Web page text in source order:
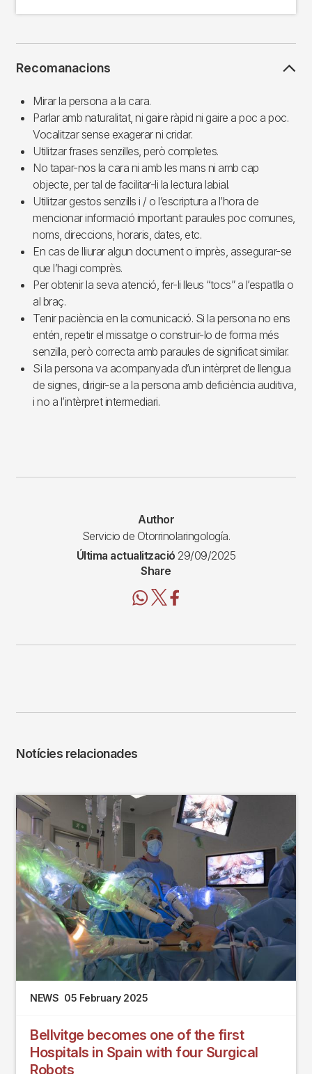
Recomanacions
Mirar la persona a la cara.
Parlar amb naturalitat, ni gaire ràpid ni gaire a poc a poc.
Vocalitzar sense exagerar ni cridar.
Utilitzar frases senzilles, però completes.
No tapar-nos la cara ni amb les mans ni amb cap
objecte, per tal de facilitar-li la lectura labial.
Utilitzar gestos senzills i / o l’escriptura a l’hora de
mencionar informació important: paraules poc comunes,
noms, direccions, horaris, dates, etc.
En cas de lliurar algun document o imprès, assegurar-se
que l’hagi comprès.
Per obtenir la seva atenció, fer-li lleus “tocs” a l’espatlla o
al braç.
Tenir paciència en la comunicació. Si la persona no ens
entén, repetir el missatge o construir-lo de forma més
senzilla, però correcta amb paraules de significat similar.
Si la persona va acompanyada d’un intèrpret de llengua
de signes, dirigir-se a la persona amb deficiència auditiva,
i no a l’intèrpret intermediari.
Author
Servicio de Otorrinolaringología.
Última actualització 29/09/2025
Share
Notícies relacionades
NEWS 05 February 2025
Bellvitge becomes one of the first
Hospitals in Spain with four Surgical
Robots